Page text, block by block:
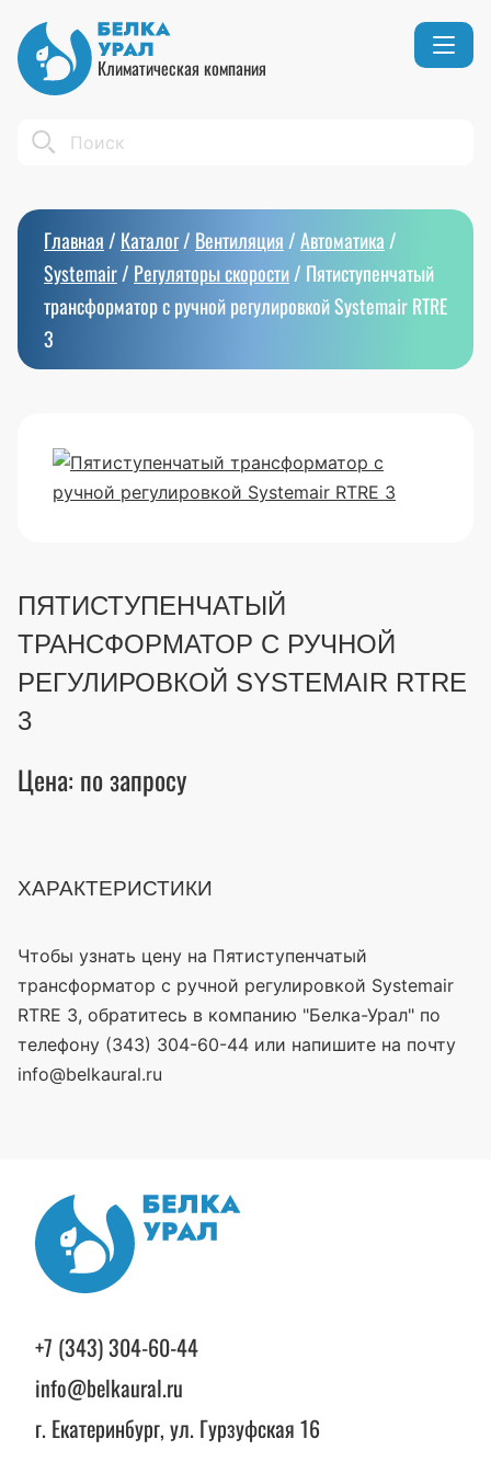
Климатическая компания
Search
Главная / Каталог/ Вентиляция /Автоматика /
Systemair/ Регуляторы скорости/ Пятиступенчатый
трансформатор с ручной регулировкой Systemair RTRE
3
ПЯТИСТУПЕНЧАТЫЙ
ТРАНСФОРМАТОР С РУЧНОЙ
РЕГУЛИРОВКОЙ SYSTEMAIR RTRE
3
Цена: по запросу
ХАРАКТЕРИСТИКИ
Чтобы узнать цену на Пятиступенчатый
трансформатор с ручной регулировкой Systemair
RTRE 3, обратитесь в компанию "Белка-Урал" по
телефону (343) 304-60-44 или напишите на почту
info@belkaural.ru
+7 (343) 304-60-44
info@belkaural.ru
г. Екатеринбург, ул. Гурзуфская 16
Кондиционеры
Вентиляция
Тепловое оборудование
Реквизиты
Сертификаты